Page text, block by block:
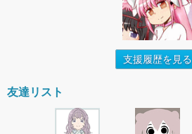
支援履歴を見る
友達リスト